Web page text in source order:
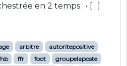
en 2 temps : • […]
arbitre
autoritepositive
ffr foot
groupelaposte